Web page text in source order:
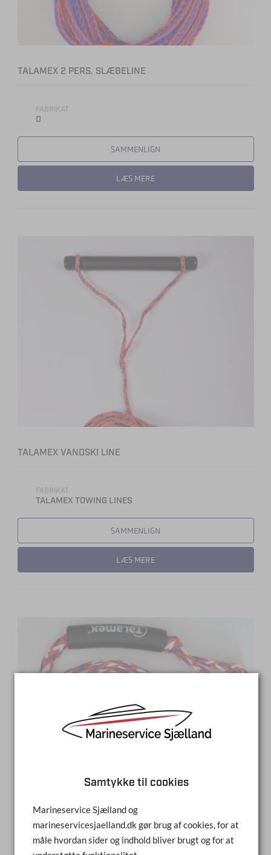
TALAMEX 2 PERS. SLÆBELINE
FABRIKAT
0
SAMMENLIGN
LÆS MERE
TALAMEX VANDSKI LINE
FABRIKAT
TALAMEX TOWING LINES
SAMMENLIGN
LÆS MERE
TALAMEX SLÆBELINE 2/4 PERS
Samtykke til cookies
Marineservice Sjælland og
marineservicesjaelland.dk gør brug af cookies, for at
måle hvordan sider og indhold bliver brugt og for at